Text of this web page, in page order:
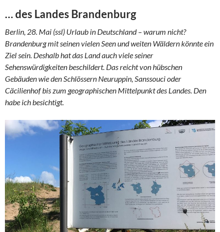
… des Landes Brandenburg
Berlin, 28. Mai (ssl) Urlaub in Deutschland – warum nicht?
Brandenburg mit seinen vielen Seen und weiten Wäldern könnte ein
Ziel sein. Deshalb hat das Land auch viele seiner
Sehenswürdigkeiten beschildert. Das reicht von hübschen
Gebäuden wie den Schlössern Neuruppin, Sanssouci oder
Cäcilienhof bis zum geographischen Mittelpunkt des Landes. Den
habe ich besichtigt.